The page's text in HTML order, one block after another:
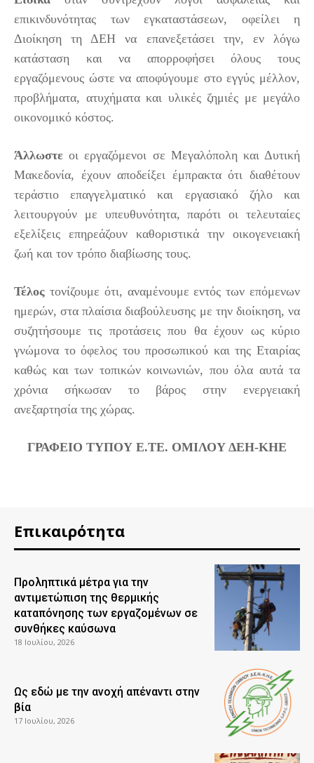
επικινδυνότητας των εγκαταστάσεων, οφείλει η
Διοίκηση τη ΔΕΗ να επανεξετάσει την, εν λόγω
κατάσταση και να απορροφήσει όλους τους
εργαζόμενους ώστε να αποφύγουμε στο εγγύς μέλλον,
προβλήματα, ατυχήματα και υλικές ζημιές με μεγάλο
οικονομικό κόστος.
Άλλωστε οι εργαζόμενοι σε Μεγαλόπολη και Δυτική
Μακεδονία, έχουν αποδείξει έμπρακτα ότι διαθέτουν
τεράστιο επαγγελματικό και εργασιακό ζήλο και
λειτουργούν με υπευθυνότητα, παρότι οι τελευταίες
εξελίξεις επηρεάζουν καθοριστικά την οικογενειακή
ζωή και τον τρόπο διαβίωσης τους.
Τέλος τονίζουμε ότι, αναμένουμε εντός των επόμενων
ημερών, στα πλαίσια διαβούλευσης με την διοίκηση, να
συζητήσουμε τις προτάσεις που θα έχουν ως κύριο
γνώμονα το όφελος του προσωπικού και της Εταιρίας
καθώς και των τοπικών κοινωνιών, που όλα αυτά τα
χρόνια σήκωσαν το βάρος στην ενεργειακή
ανεξαρτησία της χώρας.
ΓΡΑΦΕΙΟ ΤΥΠΟΥ Ε.ΤΕ. ΟΜΙΛΟΥ ΔΕΗ-ΚΗΕ
Επικαιρότητα
Προληπτικά μέτρα για την
αντιμετώπιση της θερμικής
καταπόνησης των εργαζομένων σε
συνθήκες καύσωνα
18 Ιουλίου, 2026
Ως εδώ με την ανοχή απέναντι στην
βία
17 Ιουλίου, 2026